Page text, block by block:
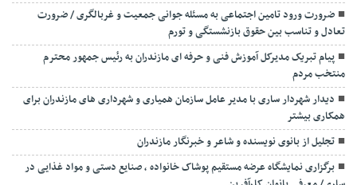
ضرورت ورود تامین اجتماعی به مسئله جوانی جمعیت و غربالگری / ضرورت
تعادل و تناسب بین حقوق بازنشستگی و تورم
پیام تبریک مدیرکل آموزش فنی و حرفه ای مازندران به رئیس جمهور محترم
منتخب مردم
دیدار شهردار ساری با مدیر عامل سازمان همیاری و شهرداری های مازندران برای
همکاری بیشتر
تجلیل از بانوی نویسنده و شاعر و خبرنگار مازندران
برگزاری نمایشگاه عرضه مستقیم پوشاک خانواده ، صنایع دستی و مواد غذایی در